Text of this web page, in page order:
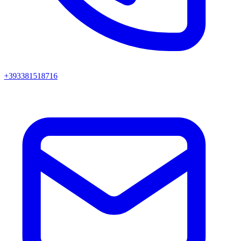
+393381518716